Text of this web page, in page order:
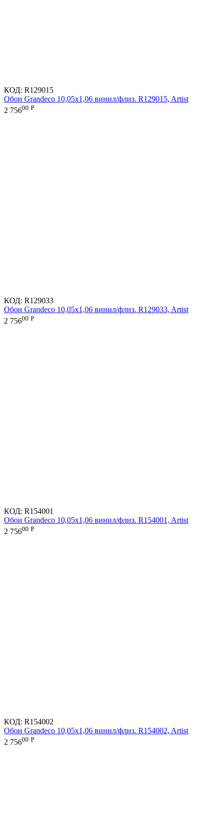
КОД: R129015
Обои Grandeco 10,05х1,06 винил/флиз. R129015, Artist
2 75600 Р
КОД: R129033
Обои Grandeco 10,05х1,06 винил/флиз. R129033, Artist
2 75600 Р
КОД: R154001
Обои Grandeco 10,05х1,06 винил/флиз. R154001, Artist
2 75600 Р
КОД: R154002
Обои Grandeco 10,05х1,06 винил/флиз. R154002, Artist
2 75600 Р